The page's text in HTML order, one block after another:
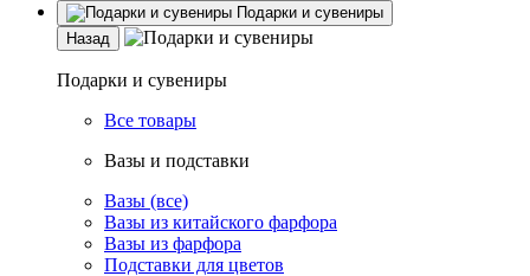
Подарки и сувениры
Назад
Подарки и сувениры
Все товары
Вазы и подставки
Вазы (все)
Вазы из китайского фарфора
Вазы из фарфора
Подставки для цветов